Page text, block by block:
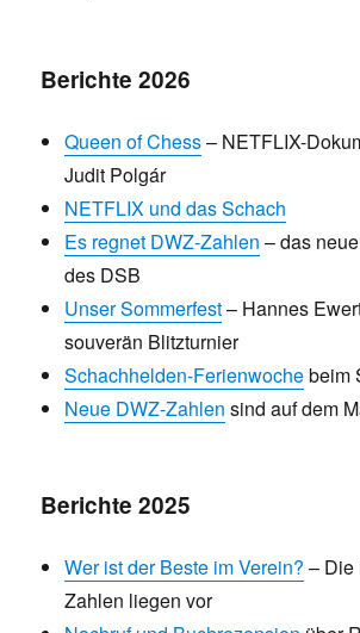
Berichte 2026
Queen of Chess– NETFLIX-
Judit Polgár
NETFLIX und das Schach
Es regnet DWZ-Zahlen – das
des DSB
Unser Sommerfest– Hannes
souverän Blitzturnier
Schachhelden-Ferienwochebeim
Neue DWZ-Zahlen sind auf dem
Berichte 2025
Wer ist der Beste im Verein? – Die
Zahlen liegen vor